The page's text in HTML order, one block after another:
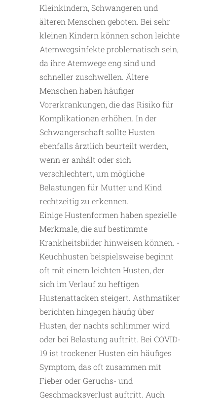
Kleinkindern, Schwangeren und
älteren Menschen geboten. Bei sehr
kleinen Kindern können schon leichte
Atemwegsinfekte problematisch sein,
da ihre Atemwege eng sind und
schneller zuschwellen. Ältere
Menschen haben häufiger
Vorerkrankungen, die das Risiko für
Komplikationen erhöhen. In der
Schwangerschaft sollte Husten
ebenfalls ärztlich beurteilt werden,
wenn er anhält oder sich
verschlechtert, um mögliche
Belastungen für Mutter und Kind
rechtzeitig zu erkennen.
Einige Hustenformen haben spezielle
Merkmale, die auf bestimmte
Krankheitsbilder hinweisen können. ­
Keuchhusten beispielsweise beginnt
oft mit einem leichten Husten, der
sich im Verlauf zu heftigen
Hustenattacken steigert. Asthmatiker
berichten hingegen häufig über
Husten, der nachts schlimmer wird
oder bei Belastung auftritt. Bei COVID-
19 ist trockener Husten ein häufiges
Symptom, das oft zusammen mit
Fieber oder Geruchs- und
Geschmacksverlust auftritt. Auch